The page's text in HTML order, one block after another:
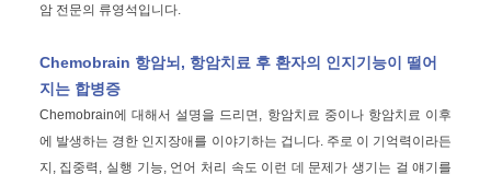
암 전문의 류영석입니다.
Chemobrain 항암뇌, 항암치료 후 환자의 인지기능이 떨어
지는 합병증
Chemobrain에 대해서 설명을 드리면, 항암치료 중이나 항암치료 이후
에 발생하는 경한 인지장애를 이야기하는 겁니다. 주로 이 기억력이라든
지, 집중력, 실행 기능, 언어 처리 속도 이런 데 문제가 생기는 걸 얘기를